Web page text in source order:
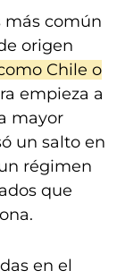
más común
origen
Chile o
empieza a
mayor
un salto en
régimen
que
en el